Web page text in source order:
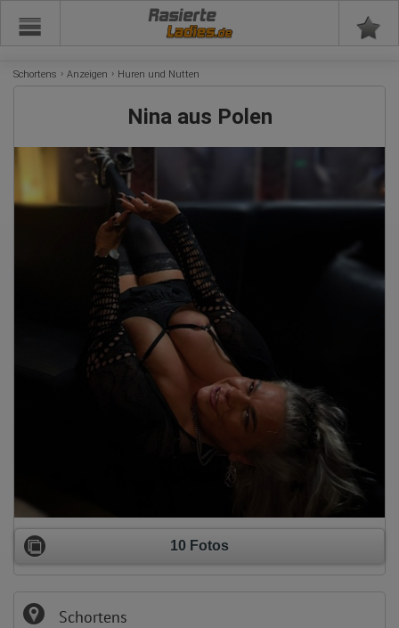
Rasierte
Schortens Anzeigen Huren und Nutten
Nina aus Polen
10 Fotos
Schortens